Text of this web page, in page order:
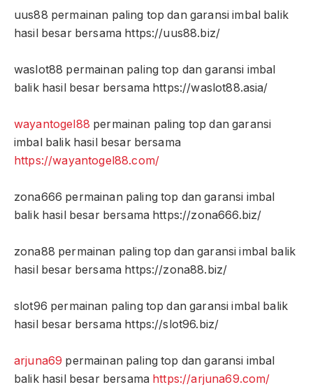
uus88 permainan paling top dan garansi imbal balik
hasil besar bersama https://uus88.biz/
waslot88 permainan paling top dan garansi imbal
balik hasil besar bersama https://waslot88.asia/
wayantogel88 permainan paling top dan garansi
imbal balik hasil besar bersama
https://wayantogel88.com/
zona666 permainan paling top dan garansi imbal
balik hasil besar bersama https://zona666.biz/
zona88 permainan paling top dan garansi imbal balik
hasil besar bersama https://zona88.biz/
slot96 permainan paling top dan garansi imbal balik
hasil besar bersama https://slot96.biz/
arjuna69 permainan paling top dan garansi imbal
balik hasil besar bersama https://arjuna69.com/